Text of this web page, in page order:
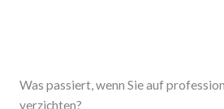
Was passiert, wenn Sie auf
verzichten?